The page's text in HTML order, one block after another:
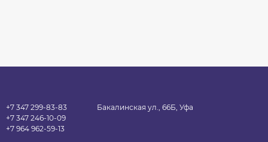
+7 347 299-83-83
+7 347 246-10-09
+7 964 962-59-13
Бакалинская ул., 66Б, Уфа